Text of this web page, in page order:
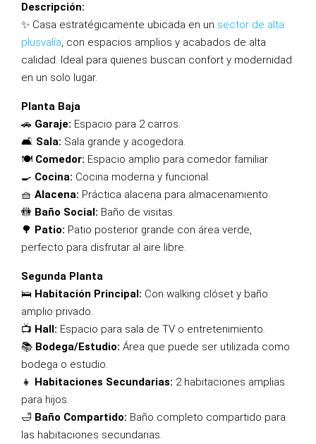
Descripción:
✨ Casa estratégicamente ubicada en un sector de alta
plusvalía, con espacios amplios y acabados de alta
calidad. Ideal para quienes buscan confort y modernidad
en un solo lugar.
Planta Baja
🚗 Garaje: Espacio para 2 carros.
🛋️ Sala: Sala grande y acogedora.
🍽️ Comedor: Espacio amplio para comedor familiar.
🍳 Cocina: Cocina moderna y funcional.
🧺 Alacena: Práctica alacena para almacenamiento.
🚻 Baño Social: Baño de visitas.
🌳 Patio: Patio posterior grande con área verde,
perfecto para disfrutar al aire libre.
Segunda Planta
🛌 Habitación Principal: Con walking clóset y baño
amplio privado.
📺 Hall: Espacio para sala de TV o entretenimiento.
📚 Bodega/Estudio: Área que puede ser utilizada como
bodega o estudio.
👧 Habitaciones Secundarias: 2 habitaciones amplias
para hijos.
🛁 Baño Compartido: Baño completo compartido para
las habitaciones secundarias.